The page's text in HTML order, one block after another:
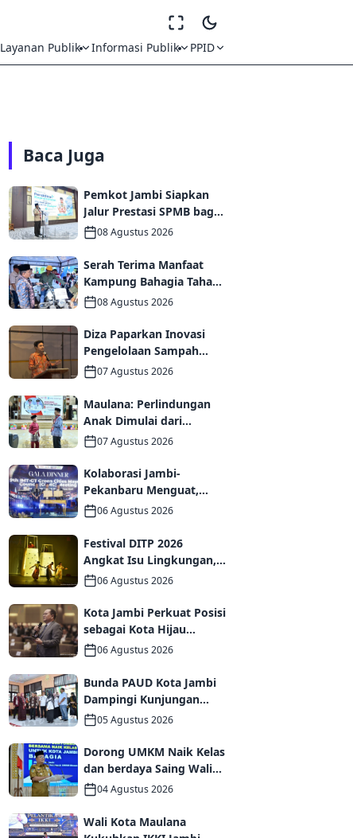
Layanan Publik Informasi Publik PPID
Baca Juga
Pemkot Jambi Siapkan
Jalur Prestasi SPMB bagi
Siswa Pramuka
Berprestasi
08 Agustus 2026
Serah Terima Manfaat
Kampung Bahagia Tahap
I, Pemkot Jambi
Pengembangan
Kampung Wisata
08 Agustus 2026
Diza Paparkan Inovasi
Pengelolaan Sampah
Kota Jambi di Forum
UCLG ASPAC, Dorong
Kolaborasi Menuju Kota
Berkelanjutan
07 Agustus 2026
Maulana: Perlindungan
Anak Dimulai dari
Keluarga hingga Ruang
07 Agustus 2026
Kolaborasi Jambi-
Pekanbaru Menguat,
MoU dan PKS
Ditandatangani pada Gala
Dinner GCMC IMT-GT ke-9
Tahun 2026
06 Agustus 2026
Festival DITP 2026
Angkat Isu Lingkungan,
Wawako Diza Apresiasi
06 Agustus 2026
Kota Jambi Perkuat Posisi
sebagai Kota Hijau
Melalui Forum
Internasional IMT-GT
GCMC 2026
06 Agustus 2026
Bunda PAUD Kota Jambi
Dampingi Kunjungan
Kemendikdasmen,
Wujudkan PAUD
Berkualitas dan Generasi
Emas 2045
05 Agustus 2026
Dorong UMKM Naik Kelas
dan berdaya Saing Wali
Kota Maulana kukuhkan
35 kelompok UMKM
Binaan
04 Agustus 2026
Wali Kota Maulana